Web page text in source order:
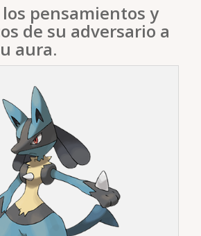
pensamientos y
de su adversario a
aura.